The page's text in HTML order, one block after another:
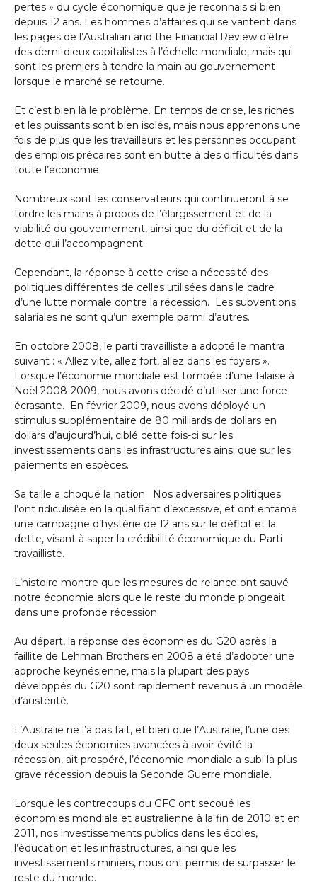
pertes » du cycle économique que je reconnais si bien
depuis 12 ans. Les hommes d’affaires qui se vantent dans
les pages de l’Australian and the Financial Review d’être
des demi-dieux capitalistes à l’échelle mondiale, mais qui
sont les premiers à tendre la main au gouvernement
lorsque le marché se retourne.
Et c’est bien là le problème. En temps de crise, les riches
et les puissants sont bien isolés, mais nous apprenons une
fois de plus que les travailleurs et les personnes occupant
des emplois précaires sont en butte à des difficultés dans
toute l’économie.
Nombreux sont les conservateurs qui continueront à se
tordre les mains à propos de l’élargissement et de la
viabilité du gouvernement, ainsi que du déficit et de la
dette qui l’accompagnent.
Cependant, la réponse à cette crise a nécessité des
politiques différentes de celles utilisées dans le cadre
d’une lutte normale contre la récession. Les subventions
salariales ne sont qu’un exemple parmi d’autres.
En octobre 2008, le parti travailliste a adopté le mantra
suivant : « Allez vite, allez fort, allez dans les foyers ».
Lorsque l’économie mondiale est tombée d’une falaise à
Noël 2008-2009, nous avons décidé d’utiliser une force
écrasante. En février 2009, nous avons déployé un
stimulus supplémentaire de 80 milliards de dollars en
dollars d’aujourd’hui, ciblé cette fois-ci sur les
investissements dans les infrastructures ainsi que sur les
paiements en espèces.
Sa taille a choqué la nation. Nos adversaires politiques
l’ont ridiculisée en la qualifiant d’excessive, et ont entamé
une campagne d’hystérie de 12 ans sur le déficit et la
dette, visant à saper la crédibilité économique du Parti
travailliste.
L’histoire montre que les mesures de relance ont sauvé
notre économie alors que le reste du monde plongeait
dans une profonde récession.
Au départ, la réponse des économies du G20 après la
faillite de Lehman Brothers en 2008 a été d’adopter une
approche keynésienne, mais la plupart des pays
développés du G20 sont rapidement revenus à un modèle
d’austérité.
L’Australie ne l’a pas fait, et bien que l’Australie, l’une des
deux seules économies avancées à avoir évité la
récession, ait prospéré, l’économie mondiale a subi la plus
grave récession depuis la Seconde Guerre mondiale.
Lorsque les contrecoups du GFC ont secoué les
économies mondiale et australienne à la fin de 2010 et en
2011, nos investissements publics dans les écoles,
l’éducation et les infrastructures, ainsi que les
investissements miniers, nous ont permis de surpasser le
reste du monde.